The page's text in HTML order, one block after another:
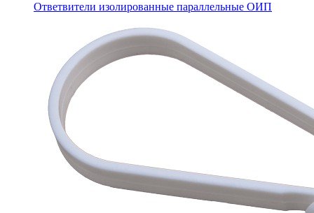
Ответвители изолированные параллельные ОИП